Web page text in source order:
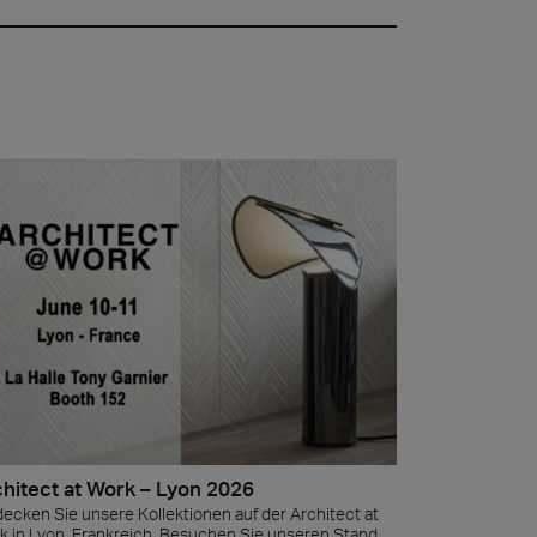
Work –
at Work – Lyon 2026
Sie unsere Kollektionen auf der Architect at